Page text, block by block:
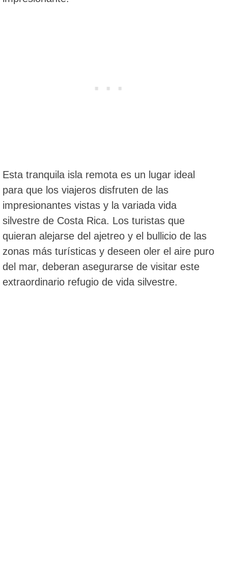
Esta tranquila isla remota es un lugar ideal
para que los viajeros disfruten de las
impresionantes vistas y la variada vida
silvestre de Costa Rica. Los turistas que
quieran alejarse del ajetreo y el bullicio de las
zonas más turísticas y deseen oler el aire puro
del mar, deberan asegurarse de visitar este
extraordinario refugio de vida silvestre.